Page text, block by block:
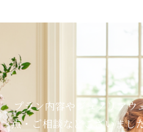
プラン内容やジュノリア
点・ご相談などございまし